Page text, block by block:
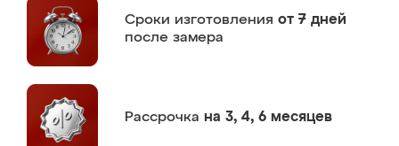
Сроки изготовления от 7 дней
после замера
Рассрочка на 3, 4, 6 месяцев